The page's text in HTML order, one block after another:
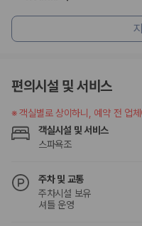
건을 함께 확인할 수 있도록 돕습
슈퍼자차:더 높은 보장 조
2000만 고객이 선택
카모아는 제주렌트카부터 국내·
누적 이용 고객수
20,871,562
편의시설 및 서비스
※객실별로 상이하니, 예약 전 업
객실시설 및 서비스
스파욕조
주차 및 교통
주차시설 보유
셔틀 운영